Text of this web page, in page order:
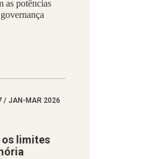
as potências
/ JAN-MAR 2026
os limites